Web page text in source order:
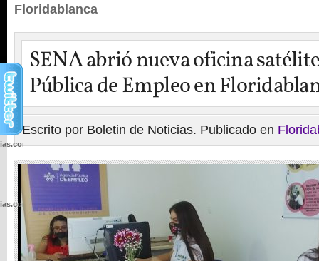
Floridablanca
SENA abrió nueva oficina
Pública de Empleo en
Escrito por Boletin de Noticias. Publicado en
wp-
wp-